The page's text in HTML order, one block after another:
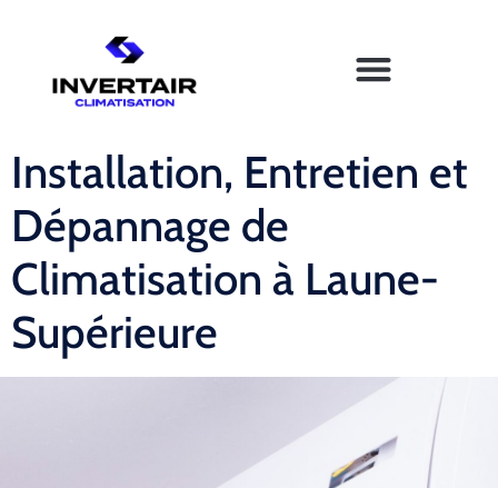
Installation, Entretien et
Dépannage de
Climatisation à Laune-
Supérieure